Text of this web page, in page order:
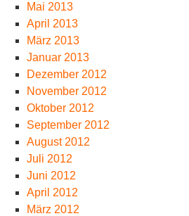
Mai 2013
April 2013
März 2013
Januar 2013
Dezember 2012
November 2012
Oktober 2012
September 2012
August 2012
Juli 2012
Juni 2012
April 2012
März 2012